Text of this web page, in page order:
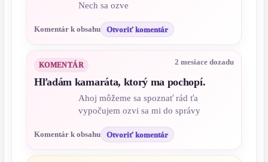
Nech sa ozve
Komentár k obsahu Otvoriť komentár
KOMENTÁR 2 mesiace dozadu
Hľadám kamaráta, ktorý ma pochopí.
Ahoj môžeme sa spoznať rád ťa
vypočujem ozvi sa mi do správy
Komentár k obsahu Otvoriť komentár